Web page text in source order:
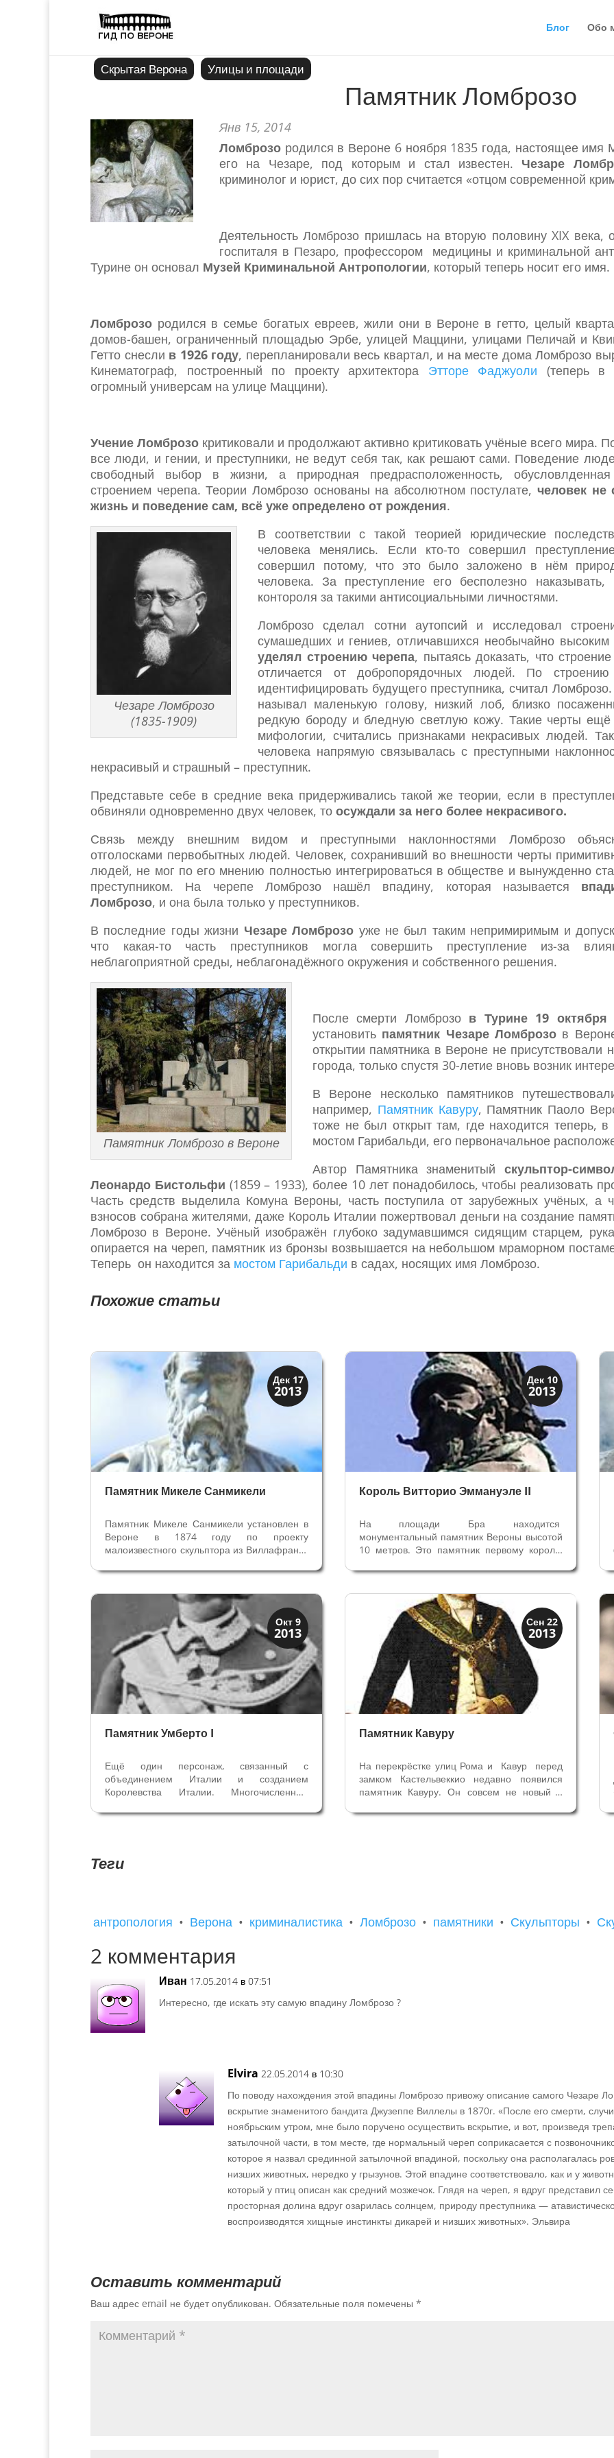
Блог Обо
Скрытая Верона Улицы и площади
Памятник Ломброзо
Янв 15, 2014
Ломброзо родился в Вероне 6 ноября 1835 года, настоящее имя
его на Чезаре, под которым и стал известен. Чезаре
криминолог и юрист, до сих пор считается «отцом современной
Деятельность Ломброзо пришлась на вторую половину XIX века,
госпиталя в Пезаро, профессором медицины и криминальной
Турине он основал Музей Криминальной Антропологии, который теперь носит его имя.
Ломброзо родился в семье богатых евреев, жили они в Вероне в гетто, целый
домов-башен, ограниченный площадью Эрбе, улицей Маццини, улицами Пеличай и
Гетто снесли в 1926 году, перепланировали весь квартал, и на месте дома Ломброзо
Кинематограф, построенный по проекту архитектора Этторе Фаджуоли (теперь в
огромный универсам на улице Маццини).
Учение Ломброзо критиковали и продолжают активно критиковать учёные всего мира.
все люди, и гении, и преступники, не ведут себя так, как решают сами. Поведение
свободный выбор в жизни, а природная предрасположенность, обусловлденная
строением черепа. Теории Ломброзо основаны на абсолютном постулате,человек не
жизнь и поведение сам, всё уже определено от рождения.
Чезаре Ломброзо
(1835-1909)
В соответствии с такой теорией юридические
человека менялись. Если кто-то совершил
совершил потому, что это было заложено в нём
человека. За преступление его бесполезно
контороля за такими антисоциальными личностями.
Ломброзо сделал сотни аутопсий и исследовал
сумашедших и гениев, отличавшихся необычайно
уделял строению черепа, пытаясь доказать, что
отличается от добропорядочных людей. По
идентифицировать будущего преступника, считал
называл маленькую голову, низкий лоб, близко
редкую бороду и бледную светлую кожу. Такие черты ещё
мифологии, считались признаками некрасивых людей.
человека напрямую связывалась с преступными
некрасивый и страшный – преступник.
Представьте себе в средние века придерживались такой же теории, если в
обвиняли одновременно двух человек, то осуждали за него более некрасивого.
Связь между внешним видом и преступными наклонностями Ломброзо
отголосками первобытных людей. Человек, сохранивший во внешности черты
людей, не мог по его мнению полностью интегрироваться в обществе и вынужденно
преступником. На черепе Ломброзо нашёл впадину, которая называется
Ломброзо, и она была только у преступников.
В последние годы жизни Чезаре Ломброзо уже не был таким непримиримым и
что какая-то часть преступников могла совершить преступление из-за
неблагоприятной среды, неблагонадёжного окружения и собственного решения.
Памятник Ломброзо в Вероне
После смерти Ломброзо в Турине 19 октября
установить памятник Чезаре Ломброзов
открытии памятника в Вероне не присутствовали
города, только спустя 30-летие вновь возник
В Вероне несколько памятников
например, Памятник Кавуру, Памятник Паоло
тоже не был открыт там, где находится теперь,
мостом Гарибальди, его первоначальное
Автор Памятника знаменитый скульптор-
Леонардо Бистольфи (1859 – 1933), более 10 лет понадобилось, чтобы реализовать
Часть средств выделила Комуна Вероны, часть поступила от зарубежных учёных, а
взносов собрана жителями, даже Король Италии пожертвовал деньги на создание
Ломброзо в Вероне. Учёный изображён глубоко задумавшимся сидящим старцем,
опирается на череп, памятник из бронзы возвышается на небольшом мраморном
Теперь он находится за мостом Гарибальди в садах, носящих имя Ломброзо.
Похожие статьи
Дек 17
2013
Верона
Веронцы
Памятник Микеле Санмикели
Памятник Микеле Санмикели установлен в
Вероне в 1874 году по проекту
малоизвестного скульптора из Виллафранки
Тройани. Он учился в Академии Изящных
Академии Венеции. Памятник архитектору...
Окт 9
2013
Скрытая Верона
Улицы и площади
Памятник Умберто I
Ещё один персонаж, связанный с
объединением Италии и созданием
Королевства Италии. Многочисленные
периоду истории и личностям,
Дек 10
2013
Скрытая Верона
Улицы и площади
Король Витторио Эммануэле II
На площади Бра находится
монументальный памятник Вероны высотой
10 метров. Это памятник первому королю
статуи его пьемер-министра Кавура
месте и установлен в числе первых в городе
Сен 22
2013
Скрытая Верона
Улицы и площади
Памятник Кавуру
На перекрёстке улиц Рома и Кавур перед
замком Кастельвеккио недавно появился
памятник Кавуру. Он совсем не новый в
течении последнего столетия, и это третье
Теги
антропология • Верона • криминалистика • Ломброзо • памятники • Скульпторы •
2 комментария
Иван 17.05.2014 в 07:51
Интересно, где искать эту самую впадину Ломброзо ?
Elvira 22.05.2014 в 10:30
По поводу нахождения этой впадины Ломброзо привожу описание самого Чезаре
вскрытие знаменитого бандита Джузеппе Виллелы в 1870г. «После его смерти,
ноябрьским утром, мне было поручено осуществить вскрытие, и вот, произведя
затылочной части, в том месте, где нормальный череп соприкасается с
которое я назвал срединной затылочной впадиной, поскольку она располагалась
низших животных, нередко у грызунов. Этой впадине соответствовало, как и у
который у птиц описан как средний мозжечок. Глядя на череп, я вдруг представил
просторная долина вдруг озарилась солнцем, природу преступника —
воспроизводятся хищные инстинкты дикарей и низших животных». Эльвира
Оставить комментарий
Ваш адрес email не будет опубликован. Обязательные поля помечены *